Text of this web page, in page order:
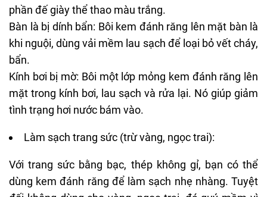
phần đế giày thể thao màu trắng.
Bàn là bị dính bẩn: Bôi kem đánh răng lên mặt bàn là
khi nguội, dùng vải mềm lau sạch để loại bỏ vết cháy,
bẩn.
Kính bơi bị mờ: Bôi một lớp mỏng kem đánh răng lên
mặt trong kính bơi, lau sạch và rửa lại. Nó giúp giảm
tình trạng hơi nước bám vào.
Làm sạch trang sức (trừ vàng, ngọc trai):
Với trang sức bằng bạc, thép không gỉ, bạn có thể
dùng kem đánh răng để làm sạch nhẹ nhàng. Tuyệt